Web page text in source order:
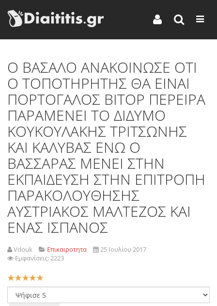
Ο ΒΑΣΑΛΟ ΑΝΑΚΟΙΝΩΣΕ ΟΤΙ
Ο ΤΟΠΟΤΗΡΗΤΗΣ ΘΑ ΕΙΝΑΙ
ΠΟΡΤΟΓΑΛΟΣ ΒΙΤΟΡ ΠΕΡΕΙΡΑ
ΠΑΡΑΜΕΝΕΙ ΤΟ ΔΙΔΥΜΟ
ΚΟΥΚΟΥΛΑΚΗΣ ΤΡΙΤΣΩΝΗΣ
ΚΑΙ ΚΑΛΥΒΑΣ ΕΝΩ Ο
ΒΑΣΣΑΡΑΣ ΜΕΝΕΙ ΣΤΗΝ
ΕΚΠΑΙΔΕΥΣΗ ΣΤΗΝ ΕΠΙΤΡΟΠΗ
ΠΑΡΑΚΟΛΟΥΘΗΣΗΣ
ΑΥΣΤΡΙΑΚΟΣ ΜΑΛΤΕΖΟΣ ΚΑΙ
ΕΝΑΣ ΙΣΠΑΝΟΣ
Vdouk Επικαιροτητα
25 Ιουλίου 2017
Εμφανίσεις: 2223
Αξιολόγηση
Χρήστη:5/5
Παρακαλώ
αξιολογήστε